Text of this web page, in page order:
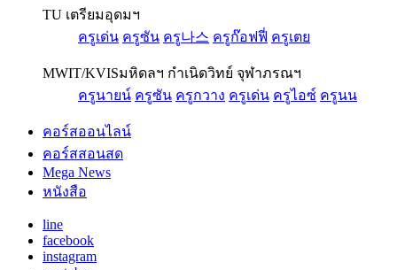
TU เตรียมอุดมฯ
ครูเด่น ครูซัน ครู나스 ครูก๊อฟฟี่ ครูเตย
MWIT/KVISมหิดลฯ กำเนิดวิทย์ จุฬาภรณฯ
ครูนายน์ ครูซัน ครูกวาง ครูเด่น ครูไอซ์ ครูนน
คอร์สออนไลน์
คอร์สสอนสด
Mega News
หนังสือ
line
facebook
instagram